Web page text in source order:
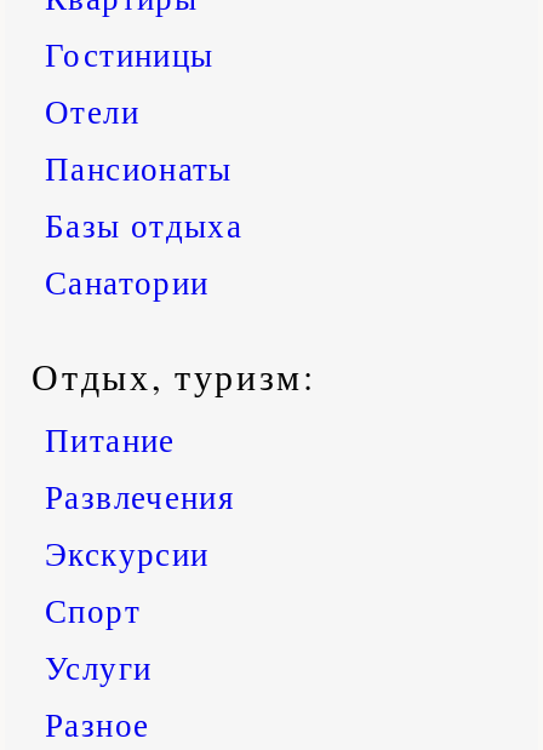
Гостиницы
Отели
Пансионаты
Базы отдыха
Санатории
Отдых, туризм:
Питание
Развлечения
Экскурсии
Спорт
Услуги
Разное